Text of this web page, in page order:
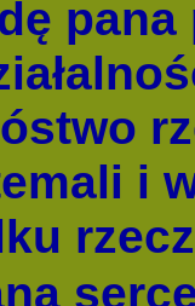
pana
i